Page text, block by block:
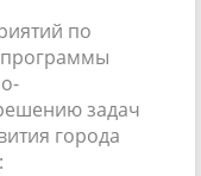
по
программы
задач
города